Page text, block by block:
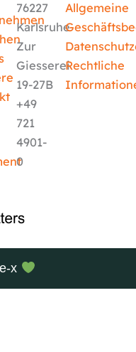
76227
Karlsruhe
Zur
Giesserei
19-27B
+49
721
4901-
0
Allgemeine
Rechtliche
x